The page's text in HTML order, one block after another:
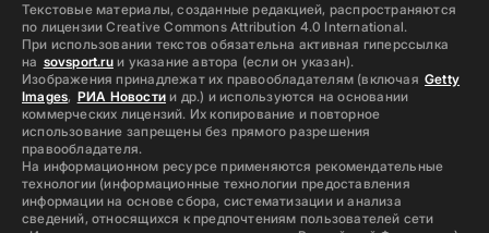
Текстовые материалы, созданные редакцией, распространяются
по лицензии Creative Commons Attribution 4.0 International.
При использовании текстов обязательна активная гиперссылка
на sovsport.ruи указание автора (если он указан).
Изображения принадлежат их правообладателям (включая Getty
Images, РИА Новостии др.) и используются на основании
коммерческих лицензий. Их копирование и повторное
использование запрещены без прямого разрешения
правообладателя.
На информационном ресурсе применяются рекомендательные
технологии (информационные технологии предоставления
информации на основе сбора, систематизации и анализа
сведений, относящихся к предпочтениям пользователей сети